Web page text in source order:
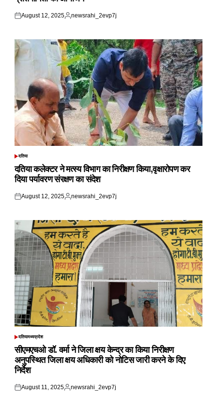
Posted
August 12, 2025
Posted
newsrahi_2evp7j
POSTED
दतिया
दतिया कलेक्टर ने मत्स्य विभाग का निरीक्षण किया,वृक्षारोपण कर
दिया पर्यावरण संरक्षण का संदेश
Posted
August 12, 2025
Posted
newsrahi_2evp7j
POSTED
IN
दतियामध्यप्रदेश
सीएमएचओ डॉ. वर्मा ने जिला क्षय केन्द्र का किया निरीक्षण
अनुपस्थित जिला क्षय अधिकारी को नोटिस जारी करने के दिए
निर्देश
Posted
August 11, 2025
Posted
newsrahi_2evp7j